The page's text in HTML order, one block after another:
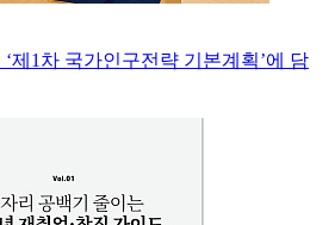
제1차 국가인구전략 기본계획’에 담